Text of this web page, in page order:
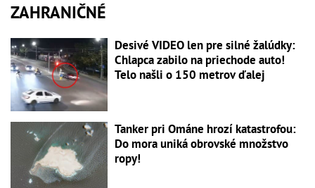
ZAHRANIČNÉ
Desivé VIDEO len pre silné žalúdky:
Chlapca zabilo na priechode auto!
Telo našli o 150 metrov ďalej
Tanker pri Ománe hrozí katastrofou:
Do mora uniká obrovské množstvo
ropy!